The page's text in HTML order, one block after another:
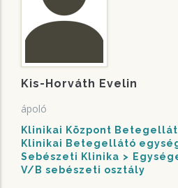
Kis-Horváth Evelin
ápoló
Klinikai Központ
Klinikai Betegellátó
Sebészeti Klinika
V/B sebészeti osztály